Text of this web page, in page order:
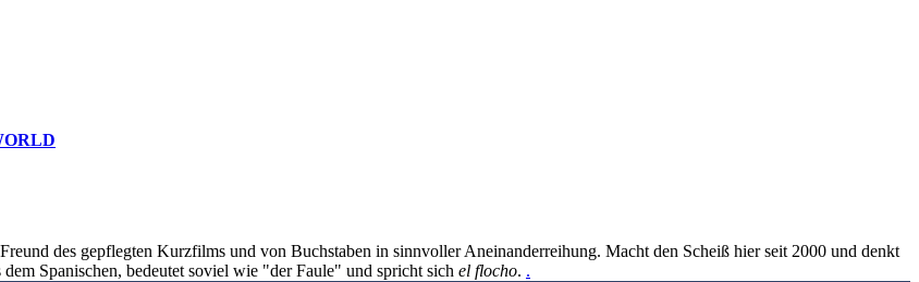
des gepflegten Kurzfilms und von Buchstaben in sinnvoller Aneinanderreihung. Macht den Scheiß hier seit 2000 und denkt
Spanischen, bedeutet soviel wie "der Faule" und spricht sich el flocho. .